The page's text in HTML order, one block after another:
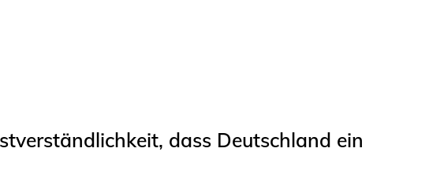
dass Deutschland ein